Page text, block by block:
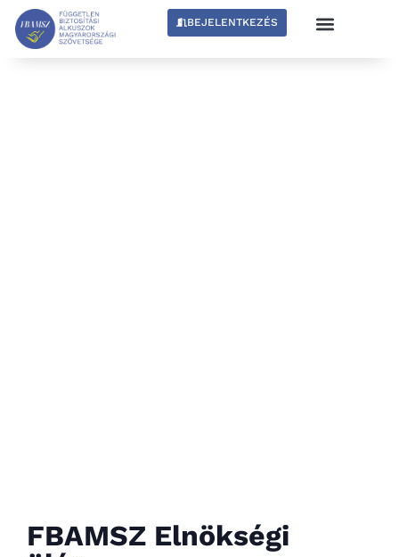
BEJELENTKEZÉS
FBAMSZ Elnökségi